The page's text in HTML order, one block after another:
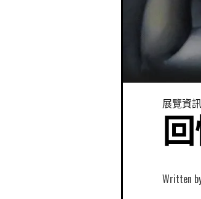
展覽資
Written